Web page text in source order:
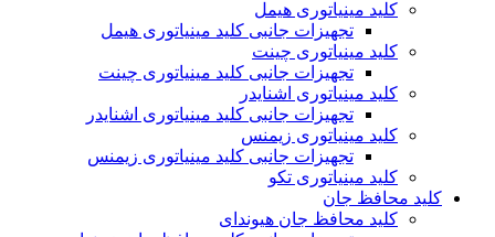
کلید مینیاتوری هیمل
تجهیزات جانبی کلید مینیاتوری هیمل
کلید مینیاتوری چینت
تجهیزات جانبی کلید مینیاتوری چینت
کلید مینیاتوری اشنایدر
تجهیزات جانبی کلید مینیاتوری اشنایدر
کلید مینیاتوری زیمنس
تجهیزات جانبی کلید مینیاتوری زیمنس
کلید مینیاتوری تکو
کلید محافظ جان
کلید محافظ جان هیوندای